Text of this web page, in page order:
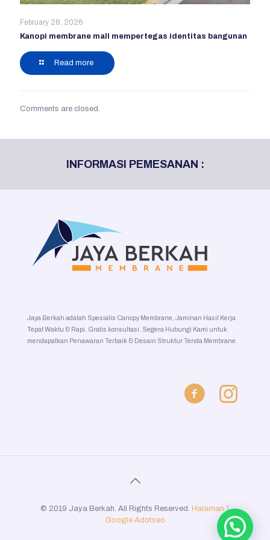
February 28, 2026
Kanopi membrane mall mempertegas identitas bangunan
Read more
Comments are closed.
INFORMASI PEMESANAN :
Jaya Berkah adalah Spesialis Canopy Membrane, Jaminan Hasil Kerja
Tepat Waktu & Rapi. Gratis konsultasi. Segera Hubungi Kami untuk
mendapatkan Penawaran Terbaik & Desain Struktur Tenda Membrane.
© 2019 Jaya Berkah. All Rights Reserved. Halaman 1
Google Adotseo